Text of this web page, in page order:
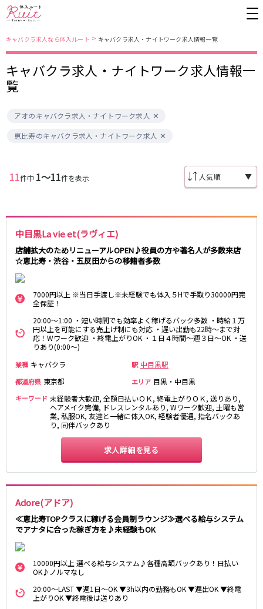
キャバクラ求人なら体入ルート > キャバクラ求人・ナイトワーク求人情報一覧
キャバクラ求人・ナイトワーク求人情報一
覧
アオのキャバクラ求人・ナイトワーク求人
恵比寿のキャバクラ求人・ナイトワーク求人
11件中 1〜11件を表示 ▼
中目黒La vie et(ラヴィエ)
店舗拡大のためリニューアルOPEN♪役員の方や著名人が多数来店
☆恵比寿・渋谷・五反田からの移籍者多数
7000円以上 ※当日手渡し※未経験でも体入５Hで手取り30000円完
全保証！
20:00～1:00 ・短い時間でも効率よく稼げるバック多数 ・時給１万
円以上を可能にする売上げ制にも対応 ・遅い出勤も22時～まで対
応！Wワーク歓迎 ・終電上がりOK ・１日４時間～週３日～OK ・送
りあり(0:00～)
業種 キャバクラ 駅 中目黒駅
都道府県 東京都 エリア 目黒・中目黒
キーワード 未経験者大歓迎, 全額日払いＯＫ, 終電上がりＯＫ, 送りあり,
ヘアメイク完備, ドレスレンタルあり, Wワーク歓迎, 土曜も営
業, 私服OK, 友達と一緒に体入OK, 経験者優遇, 指名バックあ
り, 同伴バックあり
求人詳細を見る
Adore(アドア)
≪恵比寿TOPクラスに稼げる会員制ラウンジ≫選べる給与システム
でアナタに合った稼ぎ方を♪未経験もOK
10000円以上 選べる給与システム♪各種高額バックあり！日払い
OK♪ノルマなし
20:00～LAST ▼週1日～OK ▼3h以内の勤務もOK ▼遅出OK ▼終電
上がりOK ▼終電後は送りあり
東京都
錦糸町・亀戸
新橋
吉祥寺
五反田
八王子
練馬
六本木
秋葉原
中野
恵比寿
葛西
自由が丘・学芸大学
三軒茶屋・二子玉川
駒込・日暮里
荻窪・阿佐ヶ谷
浅草・浅草橋・両国
下北沢・経堂
大塚・巣鴨
東陽町・門前仲町
目黒・中目黒
拝島・小作
綾瀬・竹ノ塚・西新井
調布
高円寺
国分寺
亀有・金町
新宿
明大前・烏山
菊川・瑞江
高田馬場・大久保
大泉学園・石神井公園
神奈川県
関内
川崎
藤沢・鎌倉
相模原
大和
溝の口
平塚
横須賀
上大岡・戸塚
東京メトロ日比谷線
秋葉原駅
北千住駅
恵比寿駅
六本木駅
東新宿駅
東中野駅
飯田橋駅
麻布十番駅
森下駅
JR中央・総武線
千葉駅
錦糸町駅
新宿駅
船橋駅
秋葉原駅
中野駅
本八幡駅
亀戸駅
小岩駅
高円寺駅
荻窪駅
阿佐ヶ谷駅
新小岩駅
稲毛駅
東中野駅
下総中山駅
幕張本郷駅
JR中央線(快速)
新宿駅
立川駅
吉祥寺駅
神田駅